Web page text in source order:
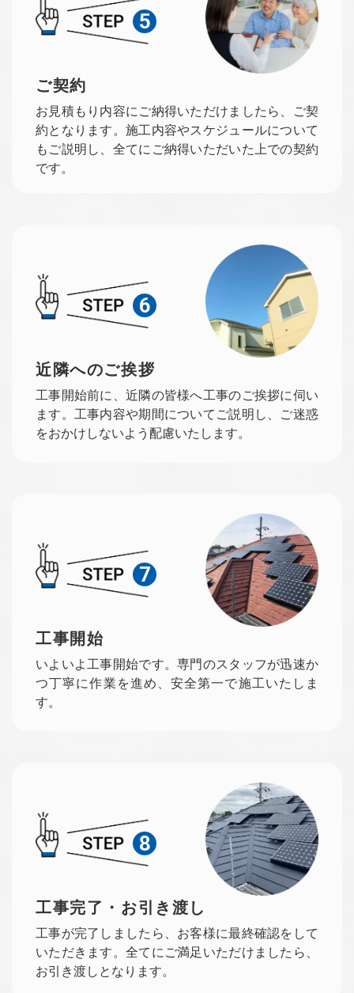
5
ご契約
お見積もり内容にご納得いただけましたら、ご契
約となります。施工内容やスケジュールについて
もご説明し、全てにご納得いただいた上での契約
です。
6
近隣へのご挨拶
工事開始前に、近隣の皆様へ工事のご挨拶に伺い
ます。工事内容や期間についてご説明し、ご迷惑
をおかけしないよう配慮いたします。
7
工事開始
いよいよ工事開始です。専門のスタッフが迅速か
つ丁寧に作業を進め、安全第一で施工いたしま
す。
8
工事完了・お引き渡し
工事が完了しましたら、お客様に最終確認をして
いただきます。全てにご満足いただけましたら、
お引き渡しとなります。